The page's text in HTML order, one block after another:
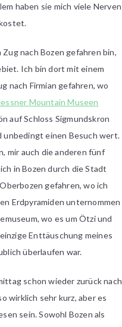
haben sie mich viele Nerven
nach Bozen gefahren bin,
Ich bin dort mit einem
nach Firmian gefahren, wo
Mountain Museen
auf Schloss Sigmundskron
unbedingt einen Besuch wert.
mir auch die anderen fünf
in Bozen durch die Stadt
gefahren, wo ich
Erdpyramiden unternommen
wo es um Ötzi und
Enttäuschung meines
überlaufen war.
schon wieder zurück nach
wirklich sehr kurz, aber es
sein. Sowohl Bozen als